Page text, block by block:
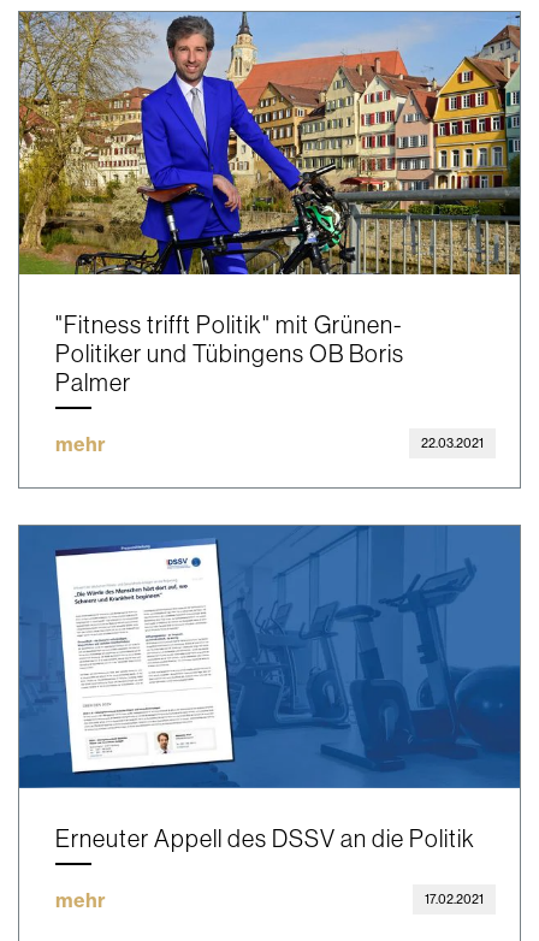
"Fitness trifft Politik" mit Grünen-
Politiker und Tübingens OB Boris
Palmer
mehr 22.03.2021
Erneuter Appell des DSSV an die Politik
mehr 17.02.2021